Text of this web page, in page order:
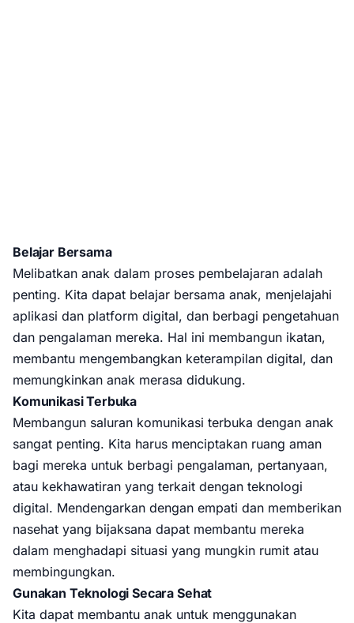
Belajar Bersama
Melibatkan anak dalam proses pembelajaran adalah
penting. Kita dapat belajar bersama anak, menjelajahi
aplikasi dan platform digital, dan berbagi pengetahuan
dan pengalaman mereka. Hal ini membangun ikatan,
membantu mengembangkan keterampilan digital, dan
memungkinkan anak merasa didukung.
Komunikasi Terbuka
Membangun saluran komunikasi terbuka dengan anak
sangat penting. Kita harus menciptakan ruang aman
bagi mereka untuk berbagi pengalaman, pertanyaan,
atau kekhawatiran yang terkait dengan teknologi
digital. Mendengarkan dengan empati dan memberikan
nasehat yang bijaksana dapat membantu mereka
dalam menghadapi situasi yang mungkin rumit atau
membingungkan.
Gunakan Teknologi Secara Sehat
Kita dapat membantu anak untuk menggunakan